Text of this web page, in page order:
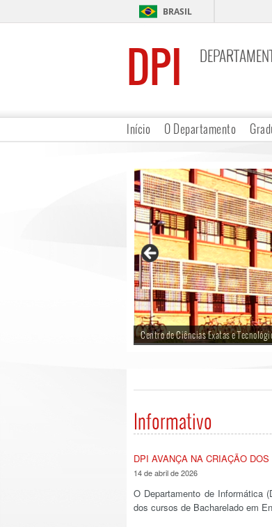
BRASIL
DPI
Início O Departamento
Centro de Ciências Exatas e
Departamento de Informática - UFV
Informativo
DPI AVANÇA NA CRIAÇÃO
14 de abril de 2026
O Departamento de Informática
dos cursos de Bacharelado em